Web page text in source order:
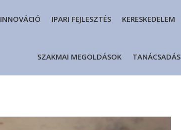
INNOVÁCIÓ IPARI FEJLESZTÉS KERESKEDELEM
SZAKMAI MEGOLDÁSOK TANÁCSADÁS